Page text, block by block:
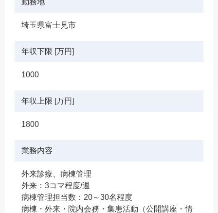
埼玉県富士見市
年収下限 [万円]
1000
年収上限 [万円]
1800
業務内容
外来診療、病棟管理
外来：3コマ程度/週
病棟管理担当数：20～30名程度
病棟・外来・院内会務・集患活動（公開講座・情